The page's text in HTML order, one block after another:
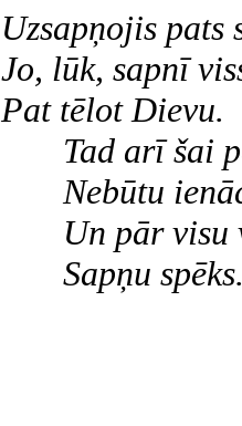
Uzsapņojis pats
Jo, lūk, sapnī
Pat tēlot Dievu.
Tad arī šai
Nebūtu
Un pār visu
Sapņu